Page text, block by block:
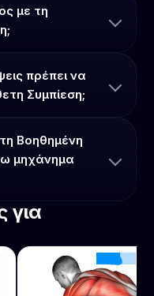
με τη
πρέπει να
Συμπίεση;
Βοηθημένη
μηχάνημα
για